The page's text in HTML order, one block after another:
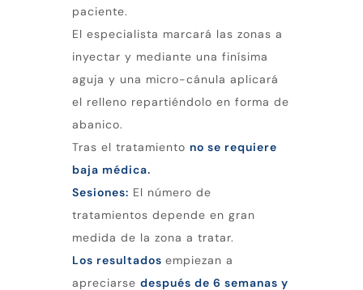
paciente.
El especialista marcará las zonas a
inyectar y mediante una finísima
aguja y una micro-cánula aplicará
el relleno repartiéndolo en forma de
abanico.
Tras el tratamiento no se requiere
baja médica.
Sesiones: El número de
tratamientos depende en gran
medida de la zona a tratar.
Los resultados empiezan a
apreciarse después de 6 semanas y